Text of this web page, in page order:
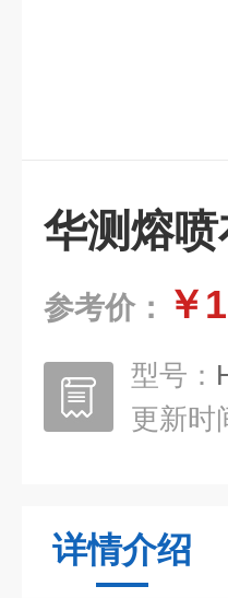
华测熔
参考价： ￥
型号：
更新时
详情介绍